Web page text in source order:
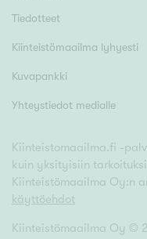
Tiedotteet
Kiinteistömaailma lyhyesti
Kuvapankki
Yhteystiedot medialle
Kiinteistomaailma.fi -
kuin yksityisiin
Kiinteistömaailma Oy:n
käyttöehdot
Kiinteistömaailma Oy ©